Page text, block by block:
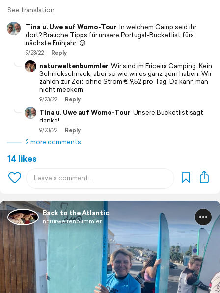
See translation
Tina u. Uwe auf Womo-Tour In welchem Camp seid ihr
dort? Brauche Tipps für unsere Portugal-Bucketlist fürs
nächste Frühjahr. 😏
9/23/22 Reply
naturweltenbummler Wir sind im Ericeira Camping. Kein
Schnickschnack, aber so wie wir es ganz gern haben. Wir
zahlen zur Zeit ohne Strom € 9,52 pro Tag. Da kann man
nicht meckern.
9/23/22 Reply
Tina u. Uwe auf Womo-Tour Unsere Bucketlist sagt
danke!
9/23/22 Reply
2 more comments
14 likes
Back to the Atlantic
naturweltenbummler